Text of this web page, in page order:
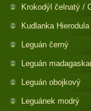
Krokodýl čelnatý /
Kudlanka
Leguán černý
Leguán
Leguán obojkový
Leguánek modrý